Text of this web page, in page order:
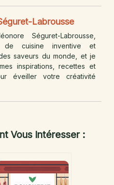
Labrousse
Séguret-Labrousse,
de cuisine inventive et
saveurs du monde, et je
inspirations, recettes et
éveiller votre créativité
Vous Intéresser :